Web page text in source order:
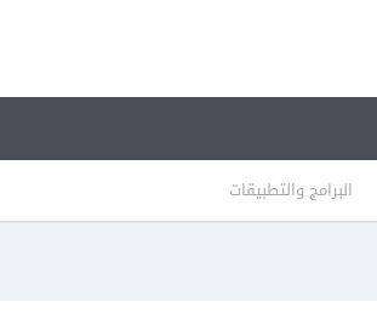
البرامج والتطبيقات